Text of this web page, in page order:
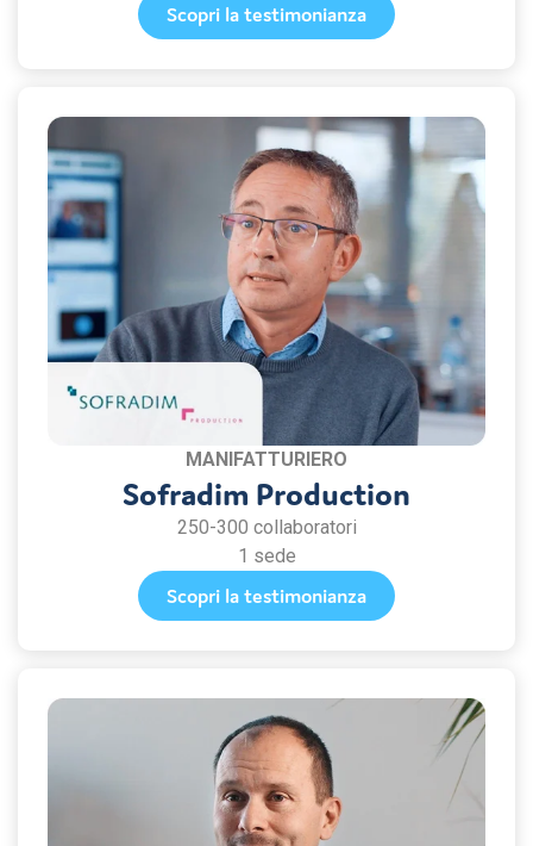
Scopri la testimonianza
MANIFATTURIERO
Sofradim Production
250-300 collaboratori
1 sede
Scopri la testimonianza